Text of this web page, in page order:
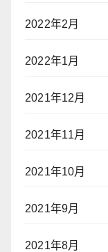
2022年2月
2022年1月
2021年12月
2021年11月
2021年10月
2021年9月
2021年8月